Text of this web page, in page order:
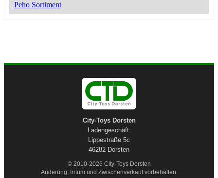
Peho Sortiment
City-Toys Dorsten
Ladengeschäft:
Lippestraße 5c
46282 Dorsten
© 2010-2026 City-Toys Dorsten
Änderung, Irrtum und Zwischenverkauf vorbehalten.